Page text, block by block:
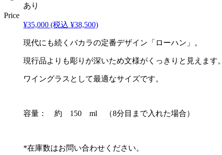
あり
Price
¥35,000 (税込 ¥38,500)
現代にも続くバカラの定番デザイン「ローハン」。
現行品よりも彫りが深いため文様がくっきりと見えます。
ワイングラスとして最適なサイズです。
容量： 約 150 ml （8分目まで入れた場合）
*在庫数はお問い合わせください。